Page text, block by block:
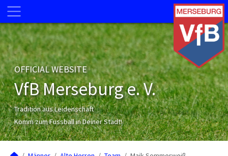
OFFICIAL WEBSITE
VfB Merseburg e. V.
Tradition aus Leidenschaft
Komm zum Fussball in Deiner Stadt!